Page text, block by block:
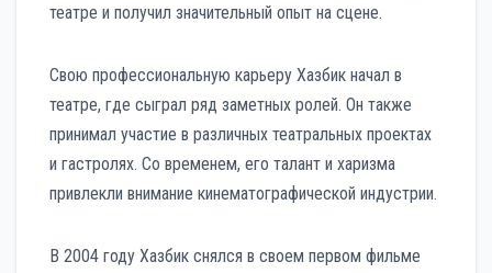
театре и получил значительный опыт на сцене.
Свою профессиональную карьеру Хазбик начал в
театре, где сыграл ряд заметных ролей. Он также
принимал участие в различных театральных проектах
и гастролях. Со временем, его талант и харизма
привлекли внимание кинематографической индустрии.
В 2004 году Хазбик снялся в своем первом фильме